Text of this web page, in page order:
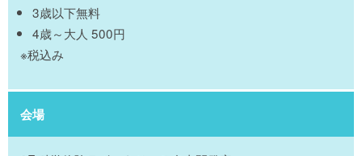
3歳以下無料
4歳～大人 500円
※税込み
会場